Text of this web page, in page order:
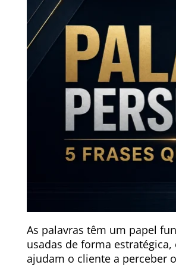
As palavras têm um papel
usadas de forma
ajudam o cliente a perceber